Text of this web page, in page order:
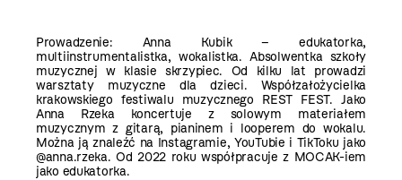
Prowadzenie: Anna Kubik – edukatorka,
multiinstrumentalistka, wokalistka. Absolwentka szkoły
muzycznej w klasie skrzypiec. Od kilku lat prowadzi
warsztaty muzyczne dla dzieci. Współzałożycielka
krakowskiego festiwalu muzycznego REST FEST. Jako
Anna Rzeka koncertuje z solowym materiałem
muzycznym z gitarą, pianinem i looperem do wokalu.
Można ją znaleźć na Instagramie, YouTubie i TikToku jako
@anna.rzeka. Od 2022 roku współpracuje z MOCAK-iem
jako edukatorka.